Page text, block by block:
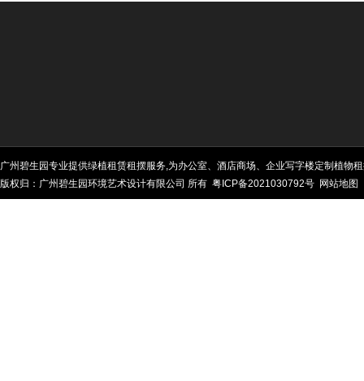
广州碧生园专业提供绿植租赁租摆服务,为办公室、酒店商场、企业写字楼定制植物
版权归：广州碧生园环境艺术设计有限公司 所有 粤ICP备2021030792号 网站地图